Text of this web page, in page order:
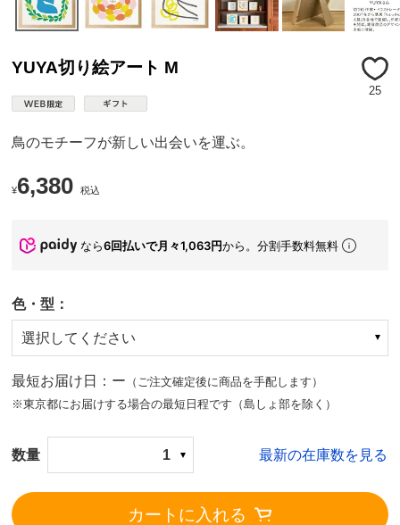
YUYA切り絵アート M
25
鳥のモチーフが新しい出会いを運ぶ。
¥6,380 税込
なら6回払いで月々1,063円から。分割手数料無料
色・型：
選択してください
最短お届け日：ー （ご注文確定後に商品を手配します）
※東京都にお届けする場合の最短日程です（島しょ部を除く）
数量 1 最新の在庫数を見る
カートに入れる